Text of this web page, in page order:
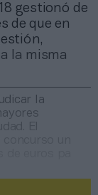
gestionó de
de que en
la misma
la
El